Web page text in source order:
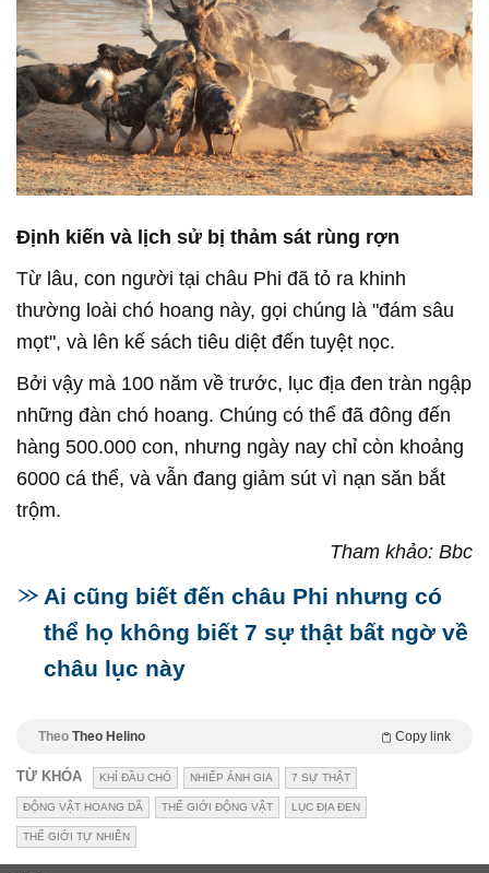
Định kiến và lịch sử bị thảm sát rùng rợn
Từ lâu, con người tại châu Phi đã tỏ ra khinh
thường loài chó hoang này, gọi chúng là "đám sâu
mọt", và lên kế sách tiêu diệt đến tuyệt nọc.
Bởi vậy mà 100 năm về trước, lục địa đen tràn ngập
những đàn chó hoang. Chúng có thể đã đông đến
hàng 500.000 con, nhưng ngày nay chỉ còn khoảng
6000 cá thể, và vẫn đang giảm sút vì nạn săn bắt
trộm.
Tham khảo: Bbc
Ai cũng biết đến châu Phi nhưng có
thể họ không biết 7 sự thật bất ngờ về
châu lục này
Theo Theo Helino Copy link
TỪ KHÓA KHỈ ĐẦU CHÓ NHIẾP ẢNH GIA 7 SỰ THẬT
ĐỘNG VẬT HOANG DÃ THẾ GIỚI ĐỘNG VẬT LỤC ĐỊA ĐEN
THẾ GIỚI TỰ NHIÊN